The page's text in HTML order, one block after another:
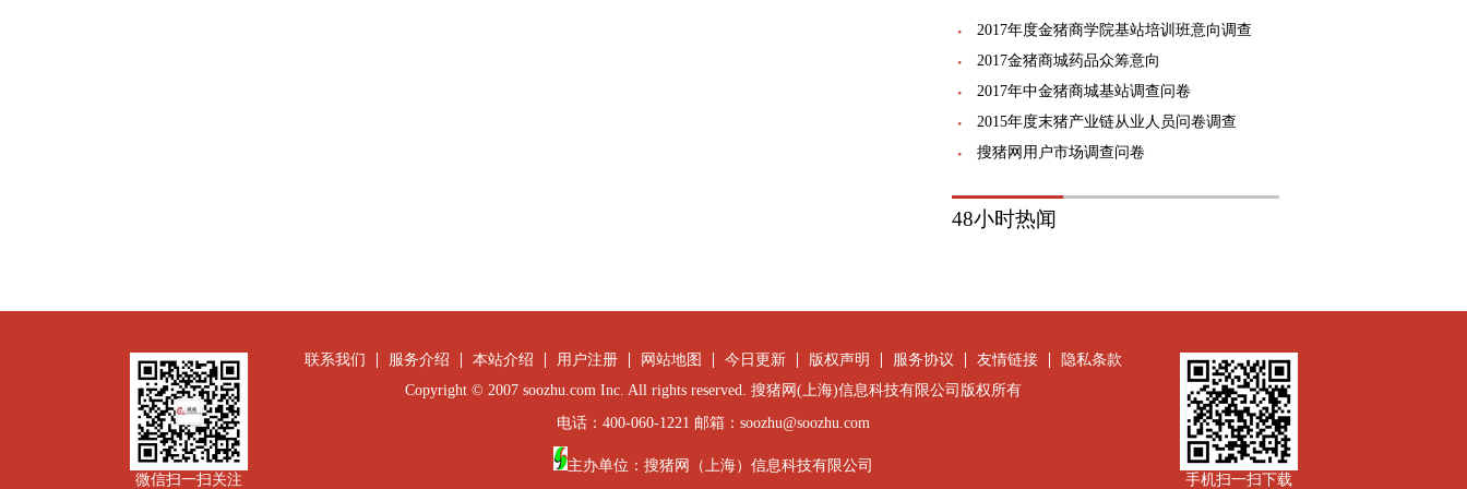
2017年度金猪商学院基站培训班意向调查
2017金猪商城药品众筹意向
2017年中金猪商城基站调查问卷
2015年度末猪产业链从业人员问卷调查
搜猪网用户市场调查问卷
48小时热闻
微信扫一扫关注
联系我们 服务介绍 本站介绍 用户注册 网站地图 今日更新 版权声明 服务协议 友情链接
隐私条款
Copyright © 2007 soozhu.com Inc. All rights reserved. 搜猪网(上海)信息科技有限公司版权所有
电话：400-060-1221 邮箱：soozhu@soozhu.com
主办单位：搜猪网（上海）信息科技有限公司
手机扫一扫下载